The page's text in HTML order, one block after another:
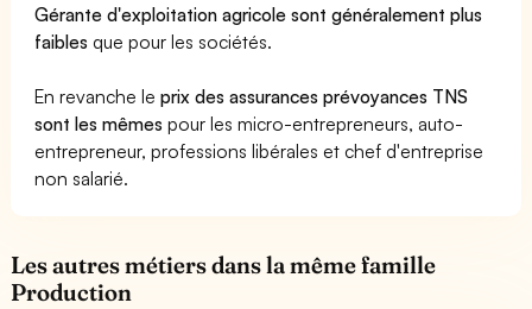
Gérante d'exploitation agricole sont généralement plus
faibles que pour les sociétés.
En revanche leprix des assurances prévoyances TNS
sont les mêmes pour les micro-entrepreneurs, auto-
entrepreneur, professions libérales et chef d'entreprise
non salarié.
Les autres métiers dans la même famille
Production